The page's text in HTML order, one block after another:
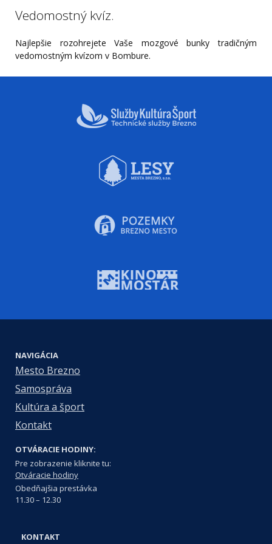
Vedomostný kvíz.
Najlepšie rozohrejete Vaše mozgové bunky tradičným
vedomostným kvízom v Bombure.
NAVIGÁCIA
Mesto Brezno
Samospráva
Kultúra a šport
Kontakt
OTVÁRACIE HODINY:
Pre zobrazenie kliknite tu:
Otváracie hodiny
Obedňajšia prestávka
11.30 – 12.30
KONTAKT